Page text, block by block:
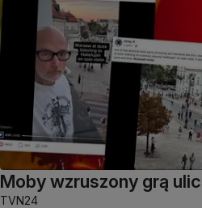
Moby wzruszony grą
TVN24